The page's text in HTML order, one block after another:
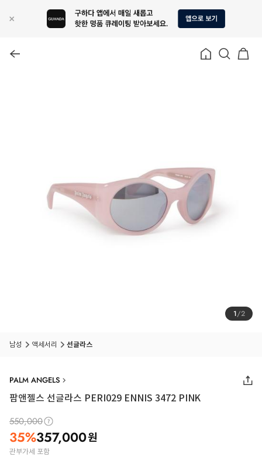
1/2
남성 액세서리 선글라스
PALM ANGELS
팜앤젤스 선글라스 PERI029 ENNIS 3472 PINK
550,000
35%357,000원
관부가세 포함